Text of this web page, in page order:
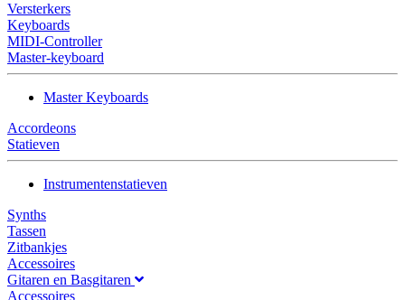
Versterkers
Keyboards
MIDI-Controller
Master-keyboard
Master Keyboards
Accordeons
Statieven
Instrumentenstatieven
Synths
Tassen
Zitbankjes
Accessoires
Gitaren en Basgitaren
Accessoires